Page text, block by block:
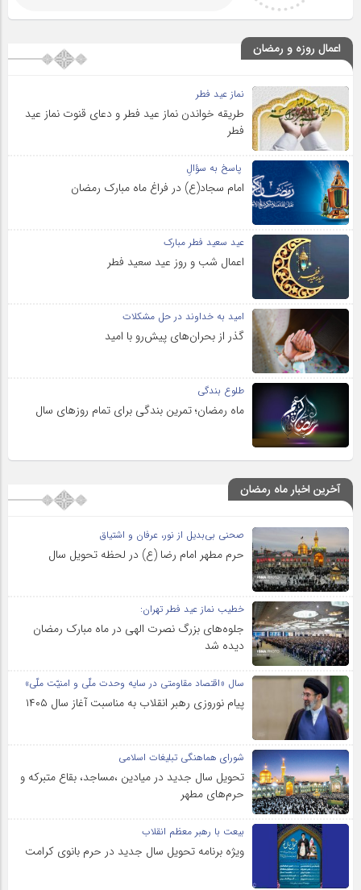
اعمال روزه و رمضان
نماز عید فطر
طریقه خواندن نماز عید فطر و دعای قنوت نماز عید
فطر
پاسخ به سؤالِ
امام سجاد(ع) در فراغ ماه مبارک رمضان
عید سعید فطر مبارک
اعمال شب و روز عید سعید فطر
امید به خداوند در حل مشکلات
گذر از بحران‌های پیش‌رو با امید
طلوع بندگی
ماه رمضان؛ تمرین بندگی برای تمام روزهای سال
آخرین اخبار ماه رمضان
صحنی بی‌بدیل از نور، عرفان و اشتیاق
حرم مطهر امام رضا (ع) در لحظه تحویل سال
خطیب نماز عید فطر تهران:
جلوه‌های بزرگ نصرت الهی در ماه مبارک رمضان
دیده شد
سال «اقتصاد مقاومتی در سایه وحدت ملّی و امنیّت ملّی»
پیام نوروزی رهبر انقلاب به مناسبت آغاز سال ۱۴۰۵
شورای هماهنگی تبلیغات اسلامی
تحویل سال‌ جدید در میادین ،مساجد، بقاع متبرکه‌ و
حرم‌های‌ مطهر
بیعت با رهبر معظم انقلاب
ویژه برنامه تحویل سال جدید در حرم بانوی کرامت